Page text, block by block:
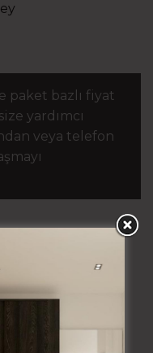
paket bazlı fiyat
yardımcı
veya telefon
bir zemin
elde